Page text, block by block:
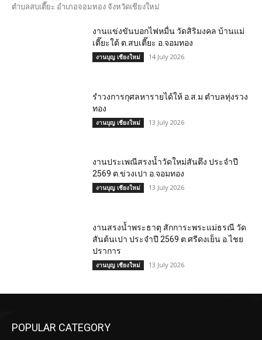
ตำบลสบเตี๊ยะ อำเภอจอมทอง จังหวัดเชียงใหม่
งานแข่งขันบอกไฟหมื่น วัดสิริมงคล บ้านแม่
เตี๊ยะใต้ ต.สบเตี๊ยะ อ.จอมทอง
งานบุญ เชียงใหม่ 14 July 2026
รำวงการกุศลหารายได้ให้ อ.ส.ม ตำบลทุ่งรวง
ทอง
งานบุญ เชียงใหม่ 13 July 2026
งานประเพณีสรงน้ำวัดใหม่สันตึง ประจำปี
2569 ต.ข่วงเปา อ.จอมทอง
งานบุญ เชียงใหม่ 13 July 2026
งานสรงน้ำพระธาตุ สักการะพระแม่ธรณี วัด
สันต้นเปา ประจำปี 2569 ต.ศรีดงเย็น อ.ไชย
ปราการ
งานบุญ เชียงใหม่ 13 July 2026
POPULAR CATEGORY